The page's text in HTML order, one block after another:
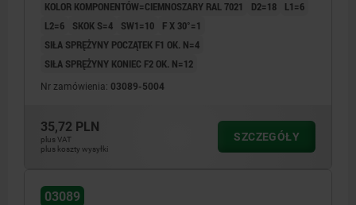
KOLOR KOMPONENTÓW=CIEMNOSZARY RAL 7021
D2=18
L1=6
L2=6
SKOK S=4 SW1=10
F X 30°=1
SIŁA SPRĘŻYNY POCZĄTEK F1 OK. N=4
SIŁA SPRĘŻYNY KONIEC F2 OK. N=12
Nr zamówienia: 03089-5004
35,72 PLN
plus VAT
plus koszty wysyłki
SZCZEGÓŁY
03089